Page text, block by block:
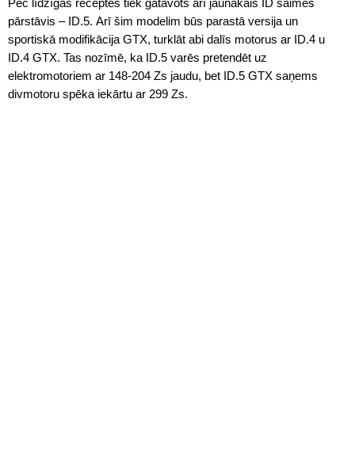
Pēc līdzīgas receptes tiek gatavots arī jaunākais ID saimes
pārstāvis – ID.5. Arī šim modelim būs parastā versija un
sportiskā modifikācija GTX, turklāt abi dalīs motorus ar ID.4 u
ID.4 GTX. Tas nozīmē, ka ID.5 varēs pretendēt uz
elektromotoriem ar 148-204 Zs jaudu, bet ID.5 GTX saņems
divmotoru spēka iekārtu ar 299 Zs.